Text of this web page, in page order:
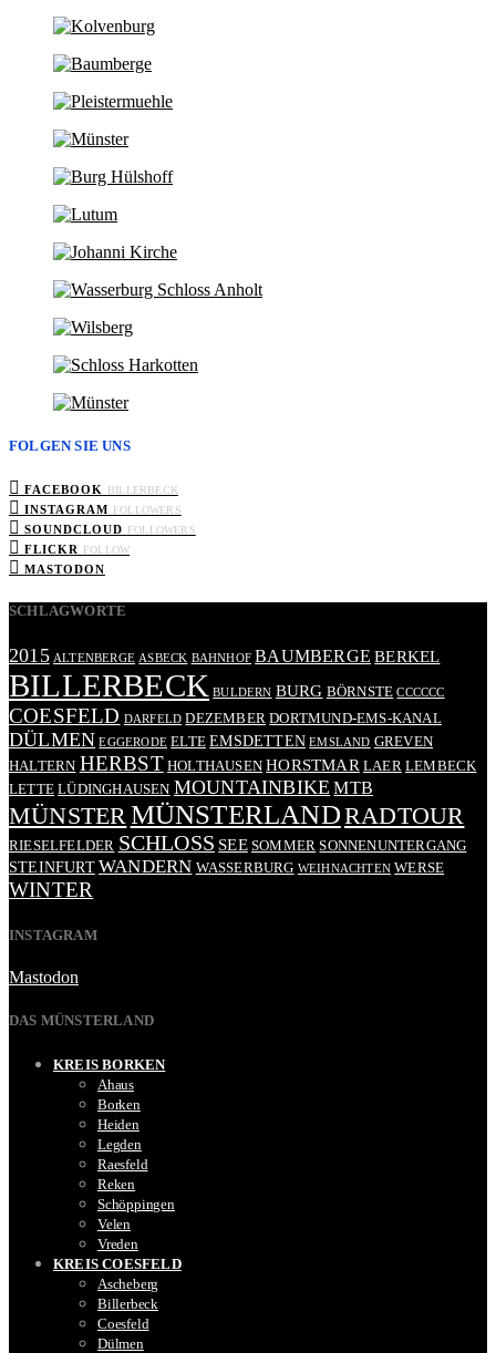
FOLGEN SIE UNS
FACEBOOK BILLERBECK
INSTAGRAM FOLLOWERS
SOUNDCLOUD FOLLOWERS
FLICKR FOLLOW
MASTODON
SCHLAGWORTE
2015 ALTENBERGE ASBECK BAHNHOF BAUMBERGE BERKEL
BILLERBECK BULDERN BURG BÖRNSTE CCCCCC
COESFELD DARFELD DEZEMBER DORTMUND-EMS-KANAL
DÜLMEN EGGERODE ELTE EMSDETTEN EMSLAND GREVEN
HALTERN HERBST HOLTHAUSEN HORSTMAR LAER LEMBECK
LETTE LÜDINGHAUSEN MOUNTAINBIKE MTB
MÜNSTERMÜNSTERLANDRADTOUR
RIESELFELDER SCHLOSS SEE SOMMER SONNENUNTERGANG
STEINFURT WANDERN WASSERBURG WEIHNACHTEN WERSE
WINTER
INSTAGRAM
Mastodon
DAS MÜNSTERLAND
KREIS BORKEN
Ahaus
Borken
Heiden
Legden
Raesfeld
Reken
Schöppingen
Velen
Vreden
KREIS COESFELD
Ascheberg
Billerbeck
Coesfeld
Dülmen